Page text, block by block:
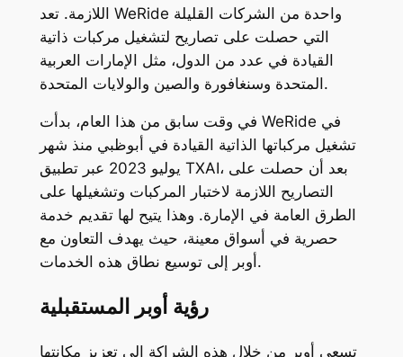
اللازمة. تعد WeRide واحدة من الشركات القليلة
التي حصلت على تصاريح لتشغيل مركبات ذاتية
القيادة في عدد من الدول، مثل الإمارات العربية
المتحدة وسنغافورة والصين والولايات المتحدة.
في وقت سابق من هذا العام، بدأت WeRide في
تشغيل مركباتها الذاتية القيادة في أبوظبي منذ شهر
يوليو 2023 عبر تطبيق TXAI، بعد أن حصلت على
التصاريح اللازمة لاختبار المركبات وتشغيلها على
الطرق العامة في الإمارة. وهذا يتيح لها تقديم خدمة
حصرية في أسواق معينة، حيث يهدف التعاون مع
أوبر إلى توسيع نطاق هذه الخدمات.
رؤية أوبر المستقبلية
تسعى أوبر من خلال هذه الشراكة إلى تعزيز مكانتها